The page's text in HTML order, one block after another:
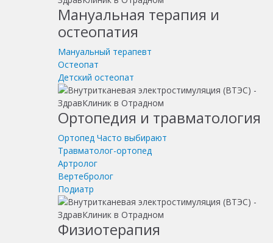
Мануальная терапия и
остеопатия
Мануальный терапевт
Остеопат
Детский остеопат
Ортопедия и травматология
Ортопед Часто выбирают
Травматолог-ортопед
Артролог
Вертебролог
Подиатр
Физиотерапия